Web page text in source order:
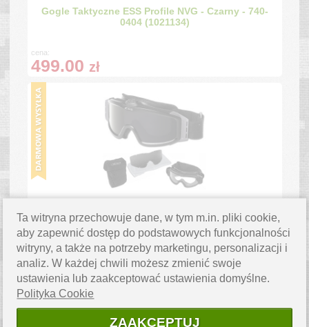
Gogle Taktyczne ESS Profile NVG - Czarny - 740-
0404 (1021134)
cena:
499.00 zł
740-0131 (1021922)
1099.00zł
Ta witryna przechowuje dane, w tym m.in. pliki cookie,
aby zapewnić dostęp do podstawowych funkcjonalności
witryny, a także na potrzeby marketingu, personalizacji i
analiz. W każdej chwili możesz zmienić swoje
ustawienia lub zaakceptować ustawienia domyślne.
Polityka Cookie
ZAAKCEPTUJ